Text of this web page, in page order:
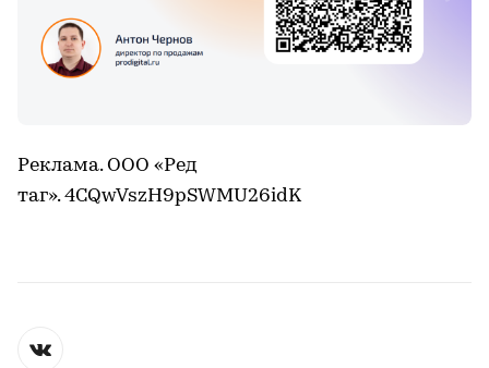
Реклама. ООО «Ред
таг». 4CQwVszH9pSWMU26idK